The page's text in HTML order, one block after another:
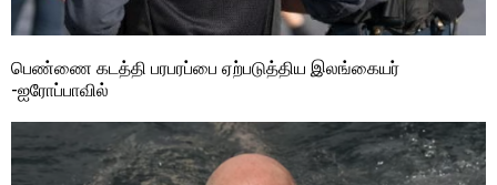
பெண்ணை கடத்தி பரபரப்பை ஏற்படுத்திய இலங்கையர்
-ஐரோப்பாவில்